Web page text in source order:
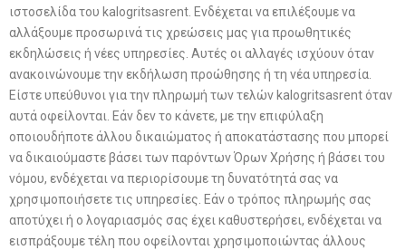
ιστοσελίδα του kalogritsasrent. Ενδέχεται να επιλέξουμε να
αλλάξουμε προσωρινά τις χρεώσεις μας για προωθητικές
εκδηλώσεις ή νέες υπηρεσίες. Αυτές οι αλλαγές ισχύουν όταν
ανακοινώνουμε την εκδήλωση προώθησης ή τη νέα υπηρεσία.
Είστε υπεύθυνοι για την πληρωμή των τελών kalogritsasrent όταν
αυτά οφείλονται. Εάν δεν το κάνετε, με την επιφύλαξη
οποιουδήποτε άλλου δικαιώματος ή αποκατάστασης που μπορεί
να δικαιούμαστε βάσει των παρόντων Όρων Χρήσης ή βάσει του
νόμου, ενδέχεται να περιορίσουμε τη δυνατότητά σας να
χρησιμοποιήσετε τις υπηρεσίες. Εάν ο τρόπος πληρωμής σας
αποτύχει ή ο λογαριασμός σας έχει καθυστερήσει, ενδέχεται να
εισπράξουμε τέλη που οφείλονται χρησιμοποιώντας άλλους